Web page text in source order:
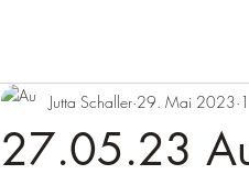
27.05.23
Jutta Schaller 29. Mai 2023